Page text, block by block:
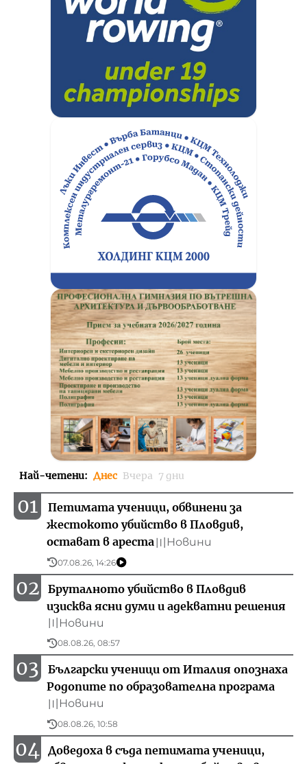
Най-четени: Днес Вчера 7 дни
01
Петимата ученици, обвинени за
жестокото убийство в Пловдив,
остават в ареста 〣 Новини
07.08.26, 14:26
02
Бруталното убийство в Пловдив
изисква ясни думи и адекватни решения
〣 Новини
08.08.26, 08:57
03
Български ученици от Италия опознаха
Родопите по образователна програма
〣 Новини
08.08.26, 10:58
04 Доведоха в съда петимата ученици,